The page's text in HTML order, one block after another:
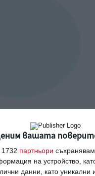
вашата
партньори
на устройство,
данни, като уникални
shared by kate